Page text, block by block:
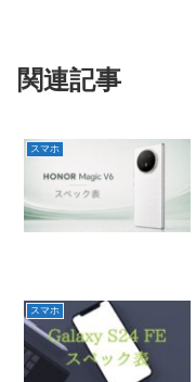
関連記事
スマホ
スマホ